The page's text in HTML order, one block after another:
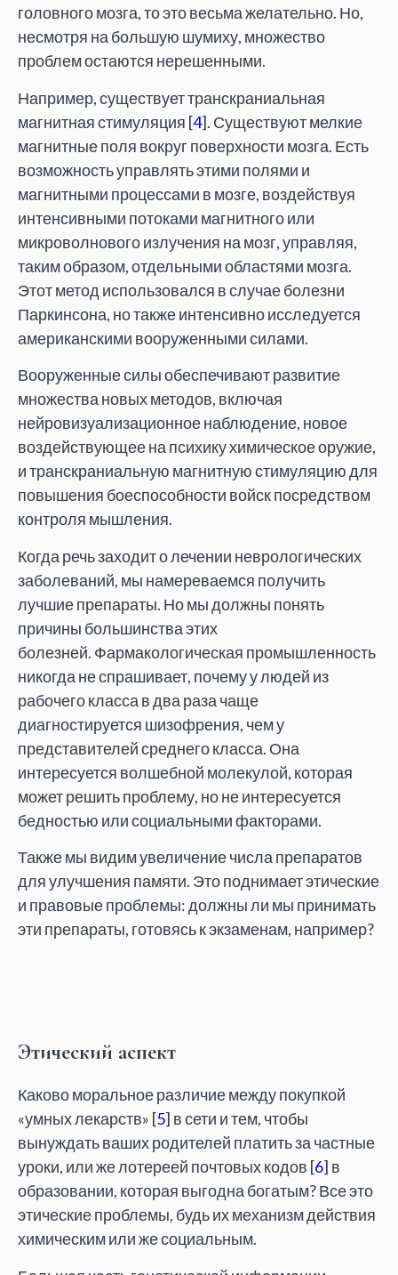
головного мозга, то это весьма желательно. Но,
несмотря на большую шумиху, множество
проблем остаются нерешенными.
Например, существует транскраниальная
магнитная стимуляция [4]. Существуют мелкие
магнитные поля вокруг поверхности мозга. Есть
возможность управлять этими полями и
магнитными процессами в мозге, воздействуя
интенсивными потоками магнитного или
микроволнового излучения на мозг, управляя,
таким образом, отдельными областями мозга.
Этот метод использовался в случае болезни
Паркинсона, но также интенсивно исследуется
американскими вооруженными силами.
Вооруженные силы обеспечивают развитие
множества новых методов, включая
нейровизуализационное наблюдение, новое
воздействующее на психику химическое оружие,
и транскраниальную магнитную стимуляцию для
повышения боеспособности войск посредством
контроля мышления.
Когда речь заходит о лечении неврологических
заболеваний, мы намереваемся получить
лучшие препараты. Но мы должны понять
причины большинства этих
болезней. Фармакологическая промышленность
никогда не спрашивает, почему у людей из
рабочего класса в два раза чаще
диагностируется шизофрения, чем у
представителей среднего класса. Она
интересуется волшебной молекулой, которая
может решить проблему, но не интересуется
бедностью или социальными факторами.
Также мы видим увеличение числа препаратов
для улучшения памяти. Это поднимает этические
и правовые проблемы: должны ли мы принимать
эти препараты, готовясь к экзаменам, например?
Этический аспект
Каково моральное различие между покупкой
«умных лекарств» [5] в сети и тем, чтобы
вынуждать ваших родителей платить за частные
уроки, или же лотереей почтовых кодов [6] в
образовании, которая выгодна богатым? Все это
этические проблемы, будь их механизм действия
химическим или же социальным.